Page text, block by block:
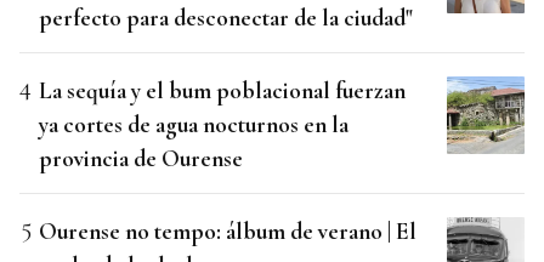
perfecto para desconectar de la ciudad"
La sequía y el bum poblacional fuerzan
ya cortes de agua nocturnos en la
provincia de Ourense
Ourense no tempo: álbum de verano | El